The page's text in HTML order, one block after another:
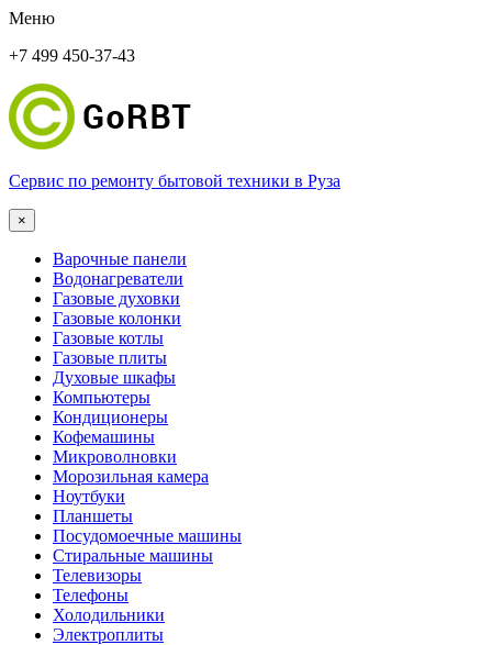
Меню
+7 499 450-37-43
Сервис по ремонту бытовой техники в Руза
×
Варочные панели
Водонагреватели
Газовые духовки
Газовые колонки
Газовые котлы
Газовые плиты
Духовые шкафы
Компьютеры
Кондиционеры
Кофемашины
Микроволновки
Морозильная камера
Ноутбуки
Планшеты
Посудомоечные машины
Стиральные машины
Телевизоры
Телефоны
Холодильники
Электроплиты